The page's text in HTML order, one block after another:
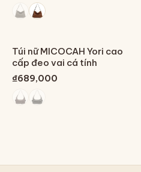
Túi nữ MICOCAH Yori cao
cấp đeo vai cá tính
₫689,000